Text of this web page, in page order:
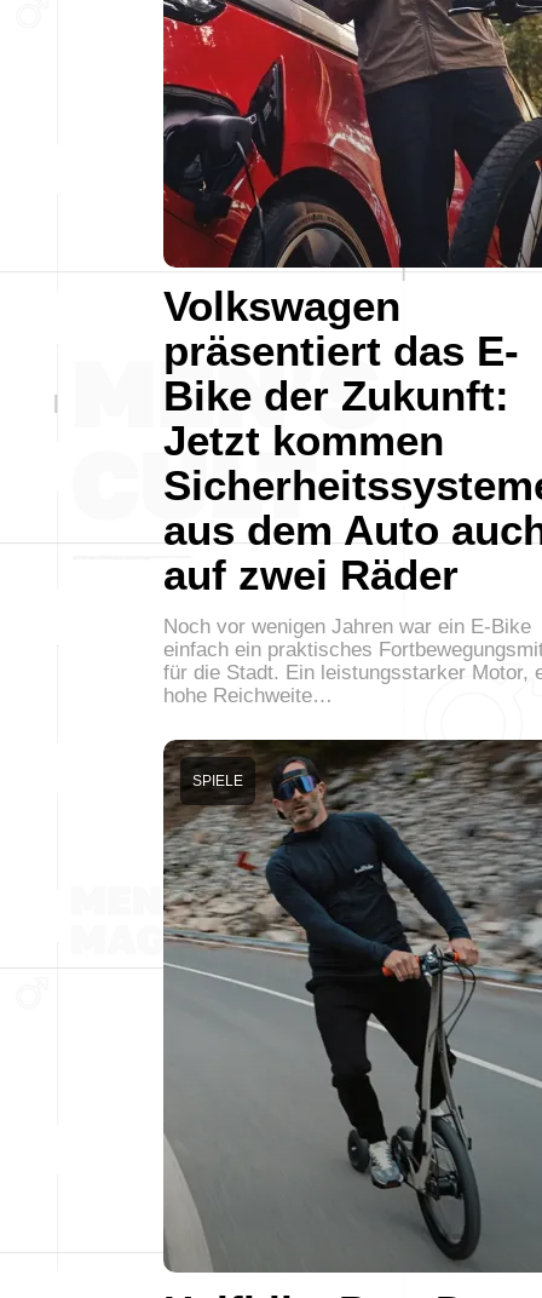
Volkswagen
präsentiert das E-
Bike der Zukunft:
Jetzt kommen
aus dem Auto
auf zwei Räder
Noch vor wenigen Jahren war ein E-Bike
einfach ein praktisches
für die Stadt. Ein leistungsstarker Motor,
hohe Reichweite…
SPIELE